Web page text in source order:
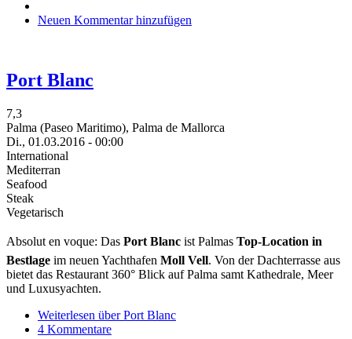
Neuen Kommentar hinzufügen
Port Blanc
7,3
Palma (Paseo Maritimo), Palma de Mallorca
Di., 01.03.2016 - 00:00
International
Mediterran
Seafood
Steak
Vegetarisch
Absolut en voque: Das Port Blanc ist Palmas Top-Location in
Bestlage im neuen Yachthafen Moll Vell. Von der Dachterrasse aus
bietet das Restaurant 360° Blick auf Palma samt Kathedrale, Meer
und Luxusyachten.
Weiterlesen über Port Blanc
4 Kommentare